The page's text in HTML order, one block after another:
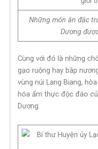
Những món ăn đặc
Dương
Cùng với đó là những
gạo ruộng hay bắp
vùng núi Lang Biang,
hóa ẩm thực độc đáo
Dương.